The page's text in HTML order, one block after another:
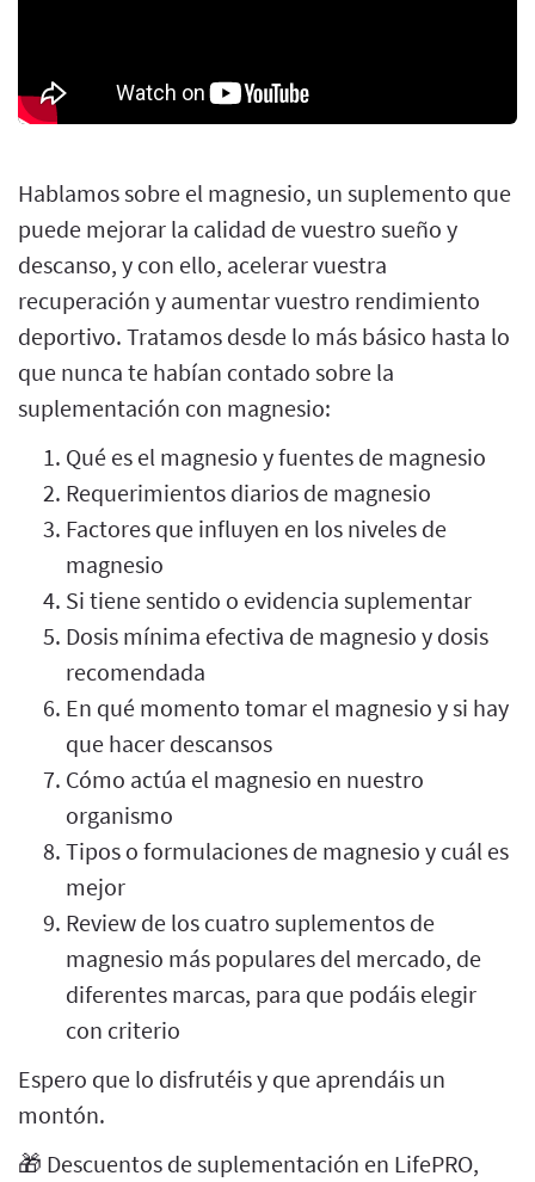
Hablamos sobre el magnesio, un suplemento que
puede mejorar la calidad de vuestro sueño y
descanso, y con ello, acelerar vuestra
recuperación y aumentar vuestro rendimiento
deportivo. Tratamos desde lo más básico hasta lo
que nunca te habían contado sobre la
suplementación con magnesio:
Qué es el magnesio y fuentes de magnesio
Requerimientos diarios de magnesio
Factores que influyen en los niveles de
magnesio
Si tiene sentido o evidencia suplementar
Dosis mínima efectiva de magnesio y dosis
recomendada
En qué momento tomar el magnesio y si hay
que hacer descansos
Cómo actúa el magnesio en nuestro
organismo
Tipos o formulaciones de magnesio y cuál es
mejor
Review de los cuatro suplementos de
magnesio más populares del mercado, de
diferentes marcas, para que podáis elegir
con criterio
Espero que lo disfrutéis y que aprendáis un
montón.
🎁 Descuentos de suplementación en LifePRO,